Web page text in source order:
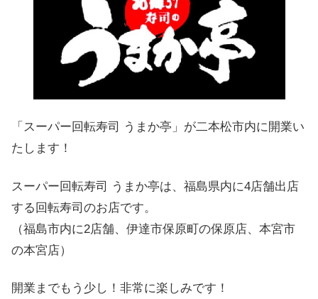
「スーパー回転寿司 うまか亭」が二本松市内に開業い
たします！
スーパー回転寿司 うまか亭は、福島県内に4店舗出店
する回転寿司のお店です。
（福島市内に2店舗、伊達市保原町の保原店、本宮市
の本宮店）
開業までもう少し！非常に楽しみです！